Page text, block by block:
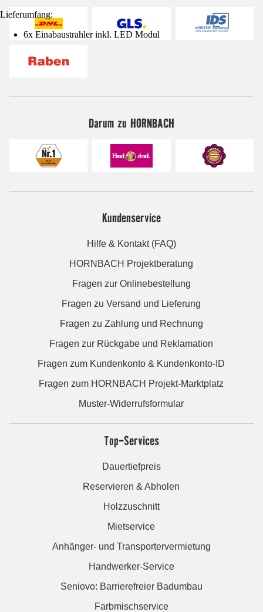
Lieferumfang:
6x Einabaustrahler inkl. LED Modul
Darum zu HORNBACH
Kundenservice
Hilfe & Kontakt (FAQ)
HORNBACH Projektberatung
Fragen zur Onlinebestellung
Fragen zu Versand und Lieferung
Fragen zu Zahlung und Rechnung
Fragen zur Rückgabe und Reklamation
Fragen zum Kundenkonto & Kundenkonto-ID
Fragen zum HORNBACH Projekt-Marktplatz
Muster-Widerrufsformular
Top-Services
Dauertiefpreis
Reservieren & Abholen
Holzzuschnitt
Mietservice
Anhänger- und Transportervermietung
Handwerker-Service
Seniovo: Barrierefreier Badumbau
Farbmischservice